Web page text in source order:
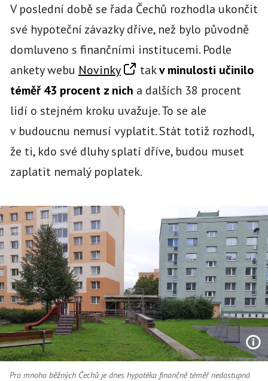
V poslední době se řada Čechů rozhodla ukončit
své hypoteční závazky dříve, než bylo původně
domluveno s finančními institucemi. Podle
ankety webu Novinky takv minulosti učinilo
téměř 43 procent z nich a dalších 38 procent
lidí o stejném kroku uvažuje. To se ale
v budoucnu nemusí vyplatit. Stát totiž rozhodl,
že ti, kdo své dluhy splatí dříve, budou muset
zaplatit nemalý poplatek.
Pro mnoho běžných Čechů je dnes hypotéka finančně téměř nedostupná